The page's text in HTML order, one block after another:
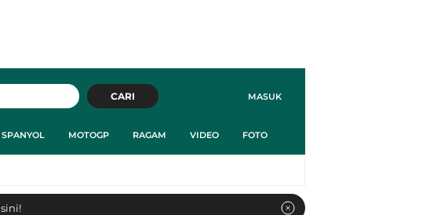
MASUK
CARI
SPANYOL MOTOGP RAGAM VIDEO FOTO